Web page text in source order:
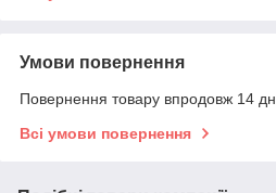
Умови повернення
Повернення товару впродовж 14
Всі умови повернення